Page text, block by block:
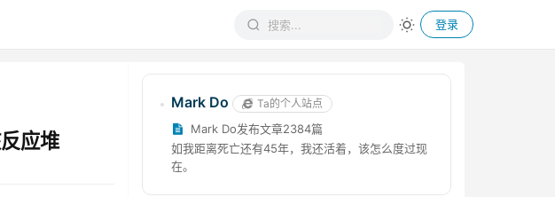
登录
应堆
Mark Do Ta的个人站点
Mark Do发布文章2384篇
如我距离死亡还有45年，我还活着，该怎么度过现
在。